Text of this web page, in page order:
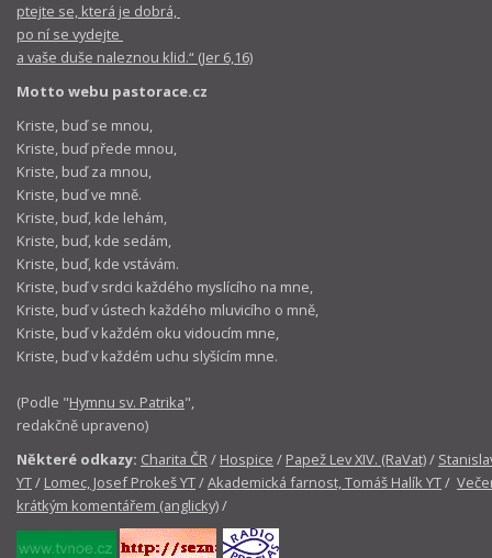
ptejte se, která je dobrá,
po ní se vydejte
a vaše duše naleznou klid.“ (Jer 6,16)
Motto webu pastorace.cz
Kriste, buď se mnou,
Kriste, buď přede mnou,
Kriste, buď za mnou,
Kriste, buď ve mně.
Kriste, buď, kde lehám,
Kriste, buď, kde sedám,
Kriste, buď, kde vstávám.
Kriste, buď v srdci každého myslícího na mne,
Kriste, buď v ústech každého mluvicího o mně,
Kriste, buď v každém oku vidoucím mne,
Kriste, buď v každém uchu slyšícím mne.
(Podle "Hymnu sv. Patrika",
redakčně upraveno)
Některé odkazy: Charita ČR/ Hospice / Papež Lev XIV. (RaVat)/
YT/ Lomec, Josef Prokeš YT/Akademická farnost, Tomáš Halík YT/
krátkým komentářem (anglicky)/